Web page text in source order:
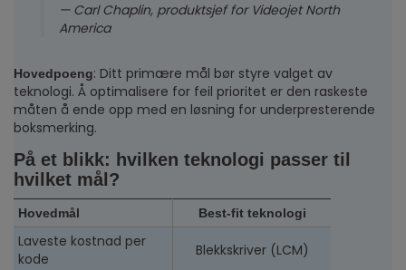
— Carl Chaplin, produktsjef for Videojet North
America
Hovedpoeng: Ditt primære mål bør styre valget av
teknologi. Å optimalisere for feil prioritet er den raskeste
måten å ende opp med en løsning for underpresterende
boksmerking.
På et blikk: hvilken teknologi passer til
hvilket mål?
Hovedmål Best-fit teknologi
Laveste kostnad per
kode
Blekkskriver (LCM)